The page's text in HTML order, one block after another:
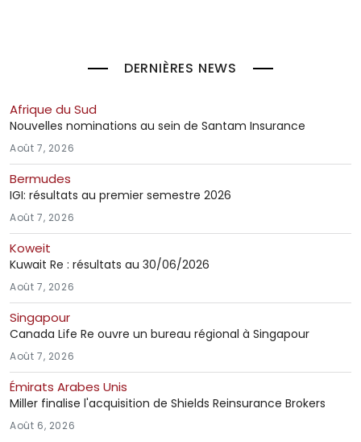
DERNIÈRES NEWS
Afrique du Sud
Nouvelles nominations au sein de Santam Insurance
Août 7, 2026
Bermudes
IGI: résultats au premier semestre 2026
Août 7, 2026
Koweit
Kuwait Re : résultats au 30/06/2026
Août 7, 2026
Singapour
Canada Life Re ouvre un bureau régional à Singapour
Août 7, 2026
Émirats Arabes Unis
Miller finalise l'acquisition de Shields Reinsurance Brokers
Août 6, 2026